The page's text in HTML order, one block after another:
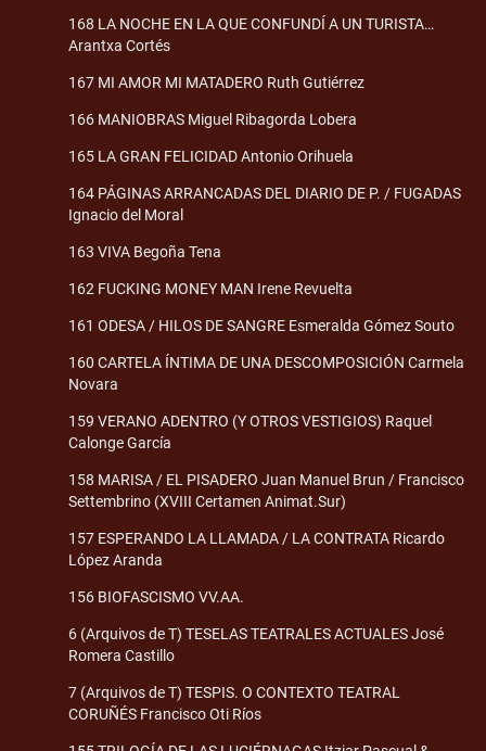
168 LA NOCHE EN LA QUE CONFUNDÍ A UN TURISTA…
Arantxa Cortés
167 MI AMOR MI MATADERO Ruth Gutiérrez
166 MANIOBRAS Miguel Ribagorda Lobera
165 LA GRAN FELICIDAD Antonio Orihuela
164 PÁGINAS ARRANCADAS DEL DIARIO DE P. / FUGADAS
Ignacio del Moral
163 VIVA Begoña Tena
162 FUCKING MONEY MAN Irene Revuelta
161 ODESA / HILOS DE SANGRE Esmeralda Gómez Souto
160 CARTELA ÍNTIMA DE UNA DESCOMPOSICIÓN Carmela
Novara
159 VERANO ADENTRO (Y OTROS VESTIGIOS) Raquel
Calonge García
158 MARISA / EL PISADERO Juan Manuel Brun / Francisco
Settembrino (XVIII Certamen Animat.Sur)
157 ESPERANDO LA LLAMADA / LA CONTRATA Ricardo
López Aranda
156 BIOFASCISMO VV.AA.
6 (Arquivos de T) TESELAS TEATRALES ACTUALES José
Romera Castillo
7 (Arquivos de T) TESPIS. O CONTEXTO TEATRAL
CORUÑÉS Francisco Oti Ríos